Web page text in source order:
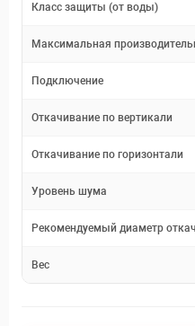
Класс защиты (от воды)
Максимальная
Подключение
Откачивание по вертикали
Откачивание по горизонтали
Уровень шума
Рекомендуемый диаметр
Вес